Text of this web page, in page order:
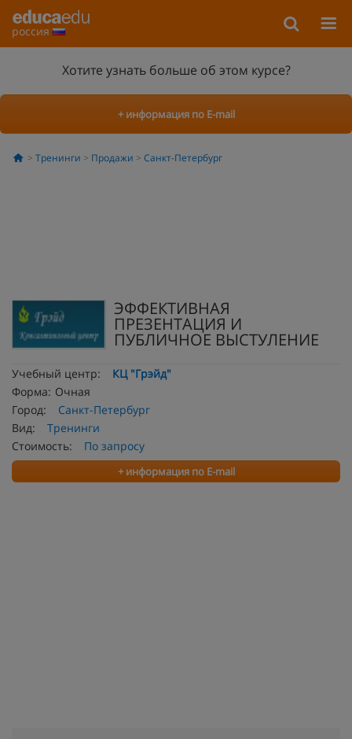
россия
Хотите узнать больше об этом курсе?
+ информация по E-mail
Тренинги Продажи Санкт-Петербург
ЭФФЕКТИВНАЯ
ПРЕЗЕНТАЦИЯ И
ПУБЛИЧНОЕ ВЫСТУЛЕНИЕ
Учебный центр:
КЦ "Грэйд"
Форма: Очная
Город:
Санкт-Петербург
Вид:
Тренинги
Стоимость:
По запросу
+ информация по E-mail